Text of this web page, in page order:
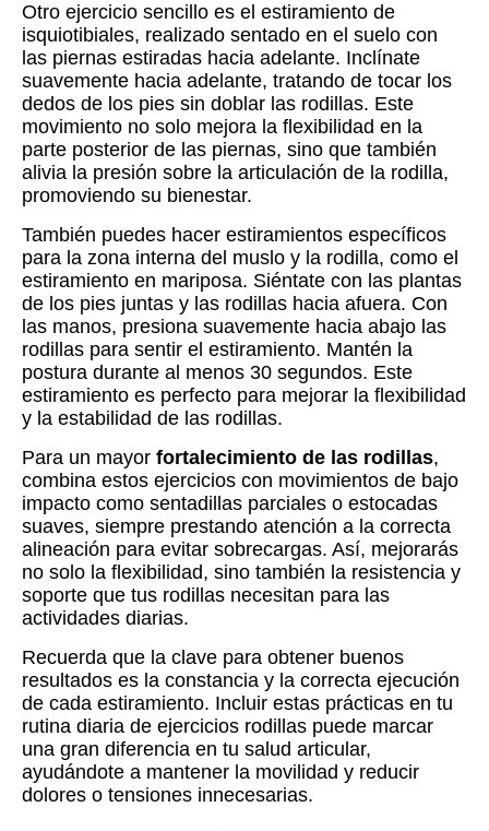
Otro ejercicio sencillo es el estiramiento de
isquiotibiales, realizado sentado en el suelo con
las piernas estiradas hacia adelante. Inclínate
suavemente hacia adelante, tratando de tocar los
dedos de los pies sin doblar las rodillas. Este
movimiento no solo mejora la flexibilidad en la
parte posterior de las piernas, sino que también
alivia la presión sobre la articulación de la rodilla,
promoviendo su bienestar.
También puedes hacer estiramientos específicos
para la zona interna del muslo y la rodilla, como el
estiramiento en mariposa. Siéntate con las plantas
de los pies juntas y las rodillas hacia afuera. Con
las manos, presiona suavemente hacia abajo las
rodillas para sentir el estiramiento. Mantén la
postura durante al menos 30 segundos. Este
estiramiento es perfecto para mejorar la flexibilidad
y la estabilidad de las rodillas.
Para un mayor fortalecimiento de las rodillas,
combina estos ejercicios con movimientos de bajo
impacto como sentadillas parciales o estocadas
suaves, siempre prestando atención a la correcta
alineación para evitar sobrecargas. Así, mejorarás
no solo la flexibilidad, sino también la resistencia y
soporte que tus rodillas necesitan para las
actividades diarias.
Recuerda que la clave para obtener buenos
resultados es la constancia y la correcta ejecución
de cada estiramiento. Incluir estas prácticas en tu
rutina diaria de ejercicios rodillas puede marcar
una gran diferencia en tu salud articular,
ayudándote a mantener la movilidad y reducir
dolores o tensiones innecesarias.